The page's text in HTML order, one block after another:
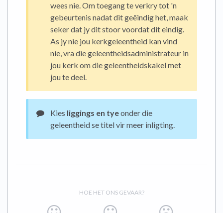
wees nie. Om toegang te verkry tot 'n
gebeurtenis nadat dit geëindig het, maak
seker dat jy dit stoor voordat dit eindig.
As jy nie jou kerkgeleentheid kan vind
nie, vra die geleentheidsadministrateur in
jou kerk om die geleentheidskakel met
jou te deel.
Kies liggings en tyeonder die
geleentheid se titel vir meer inligting.
HOE HET ONS GEVAAR?